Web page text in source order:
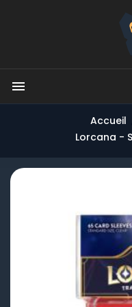

Accueil
Lorcana -